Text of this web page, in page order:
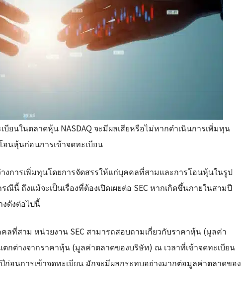
ยนในตลาดหุ้น NASDAQ จะมีผลเสียหรือไม่หากดำเนินการเพิ่มทุน
นหุ้นก่อนการเข้าจดทะเบียน
งการเพิ่มทุนโดยการจัดสรรให้แก่บุคคลที่สามและการโอนหุ้นในรูป
นี้ ถึงแม้จะเป็นเรื่องที่ต้องเปิดเผยต่อ SEC หากเกิดขึ้นภายในสามปี
ดังต่อไปนี้
ลที่สาม หน่วยงาน SEC สามารถสอบถามเกี่ยวกับราคาหุ้น (มูลค่า
กต่างจากราคาหุ้น (มูลค่าตลาดของบริษัท) ณ เวลาที่เข้าจดทะเบียน
อนการเข้าจดทะเบียน มักจะมีผลกระทบอย่างมากต่อมูลค่าตลาดของ